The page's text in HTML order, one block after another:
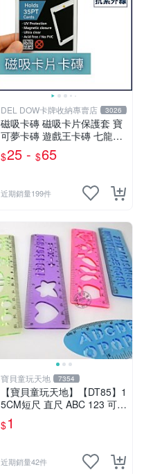
DEL DOW卡牌收納專賣店 3026
磁吸卡磚 磁吸卡片保護套 寶
可夢卡磚 遊戲王卡磚 七龍珠
球員卡 球衣卡 35PT 55PT 1
00PT 130PT 180PT
$25 - $65
近期銷量199件
寶貝童玩天地 7354
【寶貝童玩天地】【DT85】1
5CM短尺 直尺 ABC 123 可愛
花樣~1支 特價1元
$1
近期銷量42件